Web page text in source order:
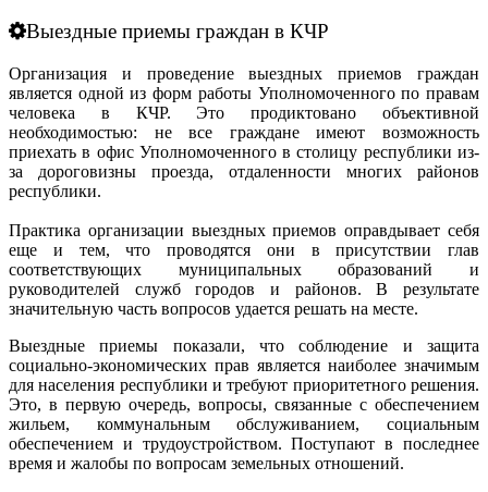
Выездные приемы граждан в КЧР
Организация и проведение выездных приемов граждан
является одной из форм работы Уполномоченного по правам
человека в КЧР. Это продиктовано объективной
необходимостью: не все граждане имеют возможность
приехать в офис Уполномоченного в столицу республики из-
за дороговизны проезда, отдаленности многих районов
республики.
Практика организации выездных приемов оправдывает себя
еще и тем, что проводятся они в присутствии глав
соответствующих муниципальных образований и
руководителей служб городов и районов. В результате
значительную часть вопросов удается решать на месте.
Выездные приемы показали, что соблюдение и защита
социально-экономических прав является наиболее значимым
для населения республики и требуют приоритетного решения.
Это, в первую очередь, вопросы, связанные с обеспечением
жильем, коммунальным обслуживанием, социальным
обеспечением и трудоустройством. Поступают в последнее
время и жалобы по вопросам земельных отношений.